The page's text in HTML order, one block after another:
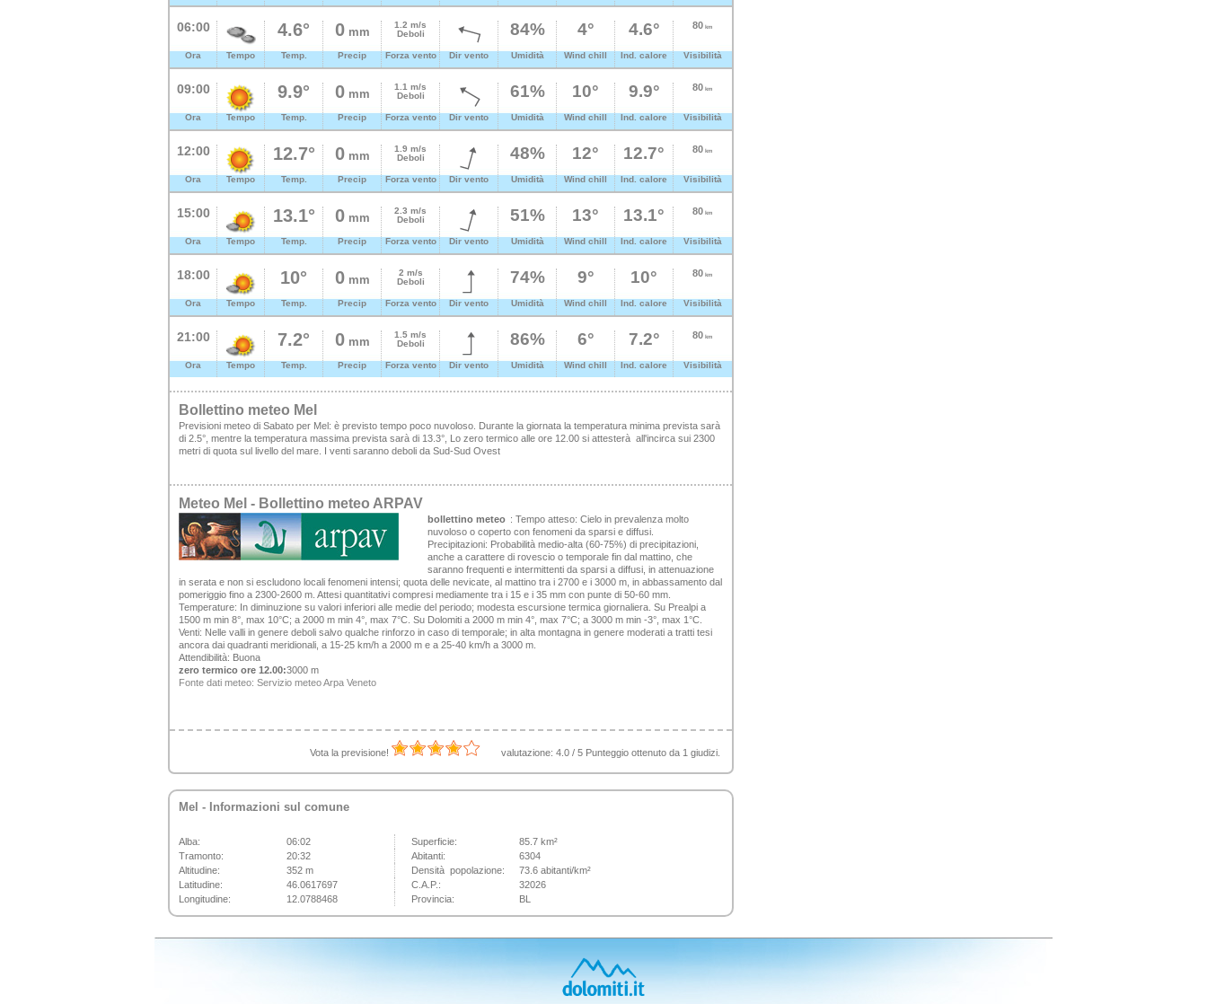
06:00
Ora Tempo
4.6°
Temp.
0mm
Precip
1.2 m/s
Deboli
Forza vento Dir vento
84%
Umidità
4°
Wind chill
4.6°
Ind. calore
80 km
Visibilità
09:00
Ora Tempo
9.9°
Temp.
0mm
Precip
1.1 m/s
Deboli
Forza vento Dir vento
61%
Umidità
10°
Wind chill
9.9°
Ind. calore
80 km
Visibilità
12:00
Ora Tempo
12.7°
Temp.
0mm
Precip
1.9 m/s
Deboli
Forza vento Dir vento
48%
Umidità
12°
Wind chill
12.7°
Ind. calore
80 km
Visibilità
15:00
Ora Tempo
13.1°
Temp.
0mm
Precip
2.3 m/s
Deboli
Forza vento Dir vento
51%
Umidità
13°
Wind chill
13.1°
Ind. calore
80 km
Visibilità
18:00
Ora Tempo
10°
Temp.
0mm
Precip
2 m/s
Deboli
Forza vento Dir vento
74%
Umidità
9°
Wind chill
10°
Ind. calore
80 km
Visibilità
21:00
Ora Tempo
7.2°
Temp.
0mm
Precip
1.5 m/s
Deboli
Forza vento Dir vento
86%
Umidità
6°
Wind chill
7.2°
Ind. calore
80 km
Visibilità
Bollettino meteo Mel
Previsioni meteo di Sabato per Mel: è previsto tempo poco nuvoloso. Durante la giornata la temperatura minima prevista sarà
di 2.5°, mentre la temperatura massima prevista sarà di 13.3°, Lo zero termico alle ore 12.00 si attesterà all'incirca sui 2300
metri di quota sul livello del mare. I venti saranno deboli da Sud-Sud Ovest
Meteo Mel - Bollettino meteo ARPAV
bollettino meteo : Tempo atteso: Cielo in prevalenza molto
nuvoloso o coperto con fenomeni da sparsi e diffusi.
Precipitazioni: Probabilità medio-alta (60-75%) di precipitazioni,
anche a carattere di rovescio o temporale fin dal mattino, che
saranno frequenti e intermittenti da sparsi a diffusi, in attenuazione
in serata e non si escludono locali fenomeni intensi; quota delle nevicate, al mattino tra i 2700 e i 3000 m, in abbassamento dal
pomeriggio fino a 2300-2600 m. Attesi quantitativi compresi mediamente tra i 15 e i 35 mm con punte di 50-60 mm.
Temperature: In diminuzione su valori inferiori alle medie del periodo; modesta escursione termica giornaliera. Su Prealpi a
1500 m min 8°, max 10°C; a 2000 m min 4°, max 7°C. Su Dolomiti a 2000 m min 4°, max 7°C; a 3000 m min -3°, max 1°C.
Venti: Nelle valli in genere deboli salvo qualche rinforzo in caso di temporale; in alta montagna in genere moderati a tratti tesi
ancora dai quadranti meridionali, a 15-25 km/h a 2000 m e a 25-40 km/h a 3000 m.
Attendibilità: Buona
zero termico ore 12.00:3000 m
Fonte dati meteo: Servizio meteo Arpa Veneto
Vota la previsione! valutazione:4.0 /5 Punteggio ottenuto da 1 giudizi.
Mel - Informazioni sul comune
Alba: 06:02 Superficie:
85.7 km²
Tramonto:
20:32 Abitanti:
6304
Altitudine:
352 m Densità popolazione:
73.6 abitanti/km²
Latitudine:
46.0617697 C.A.P.:
32026
Longitudine:
12.0788468 Provincia: BL